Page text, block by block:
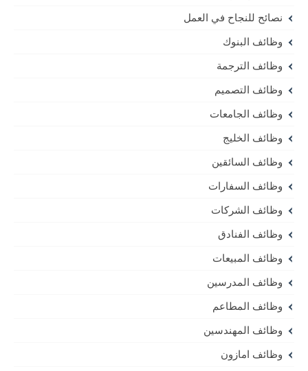
نصائح للنجاح في العمل
وظائف البنوك
وظائف الترجمة
وظائف التصميم
وظائف الجامعات
وظائف الخليج
وظائف السائقين
وظائف السفارات
وظائف الشركات
وظائف الفنادق
وظائف المبيعات
وظائف المدرسين
وظائف المطاعم
وظائف المهندسين
وظائف امازون